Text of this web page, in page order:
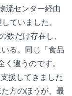
流センター経由
ていました。
数だけ存在し、
る。同じ「食品
違うのです。
援してきました
方のほうが、最